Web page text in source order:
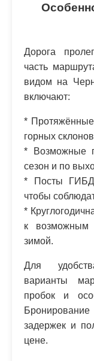
Дорога
часть
видом на
включают:
*
горных
* Возможные
сезон и по
* Посты
чтобы
*
к возможным
зимой.
Для
варианты
пробок и
задержек и
цене.